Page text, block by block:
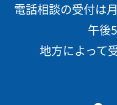
電話相談の受付は
午後
地方によって